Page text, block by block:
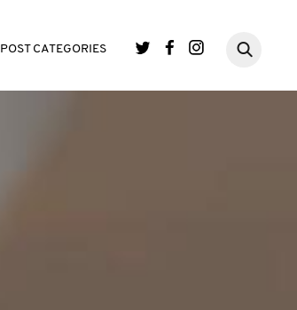
POST CATEGORIES